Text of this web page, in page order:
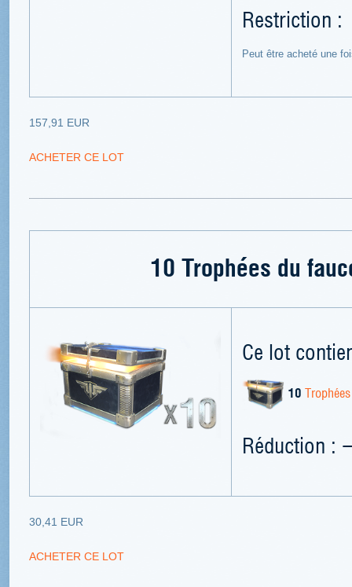
Restriction :
Peut être acheté une
157,91 EUR
ACHETER CE LOT
10 Trophées du
Ce lot
10
Réduction :
30,41 EUR
ACHETER CE LOT